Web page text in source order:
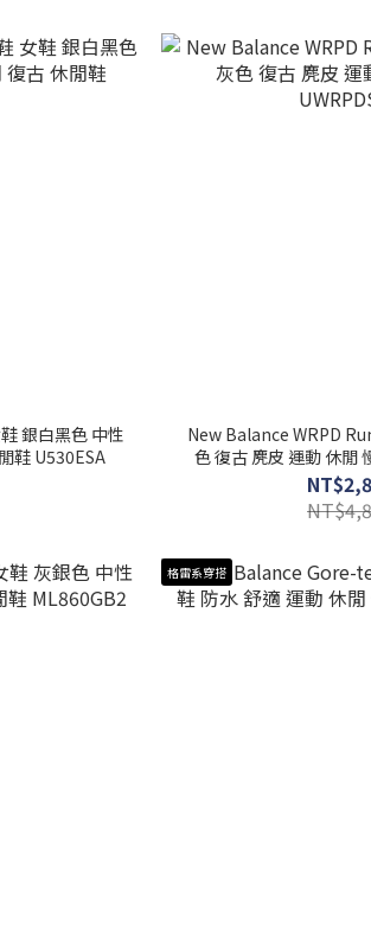
銀白黑色 中性
鞋 U530ESA
New Balance WRPD
色 復古 麂皮 運動 休閒
格雷系穿搭